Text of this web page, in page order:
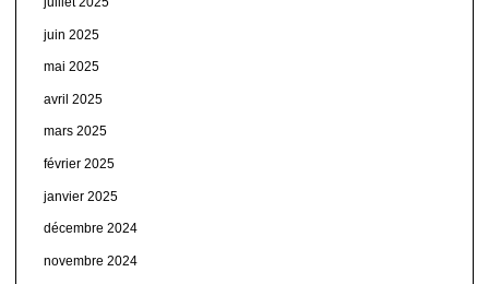
juin 2025
mai 2025
avril 2025
mars 2025
février 2025
janvier 2025
décembre 2024
novembre 2024